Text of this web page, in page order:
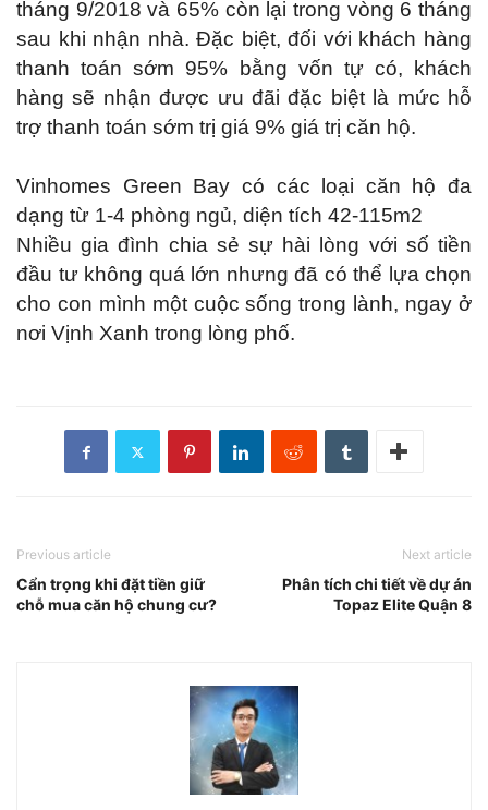
tháng 9/2018 và 65% còn lại trong vòng 6 tháng
sau khi nhận nhà. Đặc biệt, đối với khách hàng
thanh toán sớm 95% bằng vốn tự có, khách
hàng sẽ nhận được ưu đãi đặc biệt là mức hỗ
trợ thanh toán sớm trị giá 9% giá trị căn hộ.
Vinhomes Green Bay có các loại căn hộ đa
dạng từ 1-4 phòng ngủ, diện tích 42-115m2
Nhiều gia đình chia sẻ sự hài lòng với số tiền
đầu tư không quá lớn nhưng đã có thể lựa chọn
cho con mình một cuộc sống trong lành, ngay ở
nơi Vịnh Xanh trong lòng phố.
Previous article
Cẩn trọng khi đặt tiền giữ
chỗ mua căn hộ chung cư?
Next article
Phân tích chi tiết về dự án
Topaz Elite Quận 8